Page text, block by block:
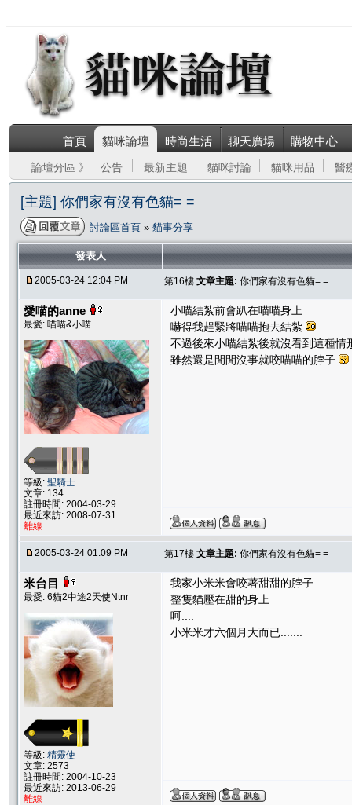
首頁 貓咪論壇 時尚生活 聊天廣場 購物中心
論壇分區 》 公告 最新主題 貓咪討論 貓咪用品 醫
[主題] 你們家有沒有色貓= =
討論區首頁 » 貓事分享
發表人
2005-03-24 12:04 PM 第16樓 文章主題: 你們家有沒有色貓= =
愛喵的anne
最愛: 喵喵&小喵
等級: 聖騎士
文章: 134
註冊時間: 2004-03-29
最近來訪: 2008-07-31
離線
小喵結紮前會趴在喵喵身上
嚇得我趕緊將喵喵抱去結紮
不過後來小喵結紮後就沒看到這種情
雖然還是閒閒沒事就咬喵喵的脖子
2005-03-24 01:09 PM 第17樓 文章主題: 你們家有沒有色貓= =
米台目
最愛: 6貓2中途2天使Ntnr
等級: 精靈使
文章: 2573
註冊時間: 2004-10-23
最近來訪: 2013-06-29
離線
我家小米米會咬著甜甜的脖子
整隻貓壓在甜的身上
呵....
小米米才六個月大而已.......